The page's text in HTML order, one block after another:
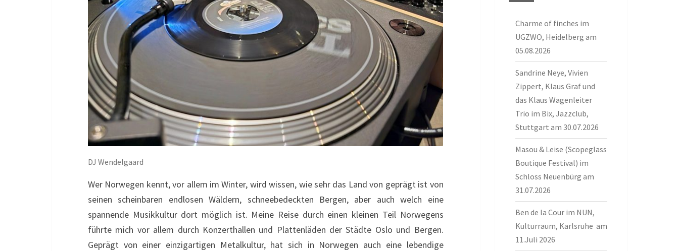
DJ Wendelgaard
Wer Norwegen kennt, vor allem im Winter, wird wissen, wie sehr das Land von geprägt ist von
seinen scheinbaren endlosen Wäldern, schneebedeckten Bergen, aber auch welch eine
spannende Musikkultur dort möglich ist. Meine Reise durch einen kleinen Teil Norwegens
führte mich vor allem durch Konzerthallen und Plattenläden der Städte Oslo und Bergen.
Geprägt von einer einzigartigen Metalkultur, hat sich in Norwegen auch eine lebendige
Charme of finches im
UGZWO, Heidelberg am
05.08.2026
Sandrine Neye, Vivien
Zippert, Klaus Graf und
das Klaus Wagenleiter
Trio im Bix, Jazzclub,
Stuttgart am 30.07.2026
Masou & Leise (Scopeglass
Boutique Festival) im
Schloss Neuenbürg am
31.07.2026
Ben de la Cour im NUN,
Kulturraum, Karlsruhe am
11.Juli 2026